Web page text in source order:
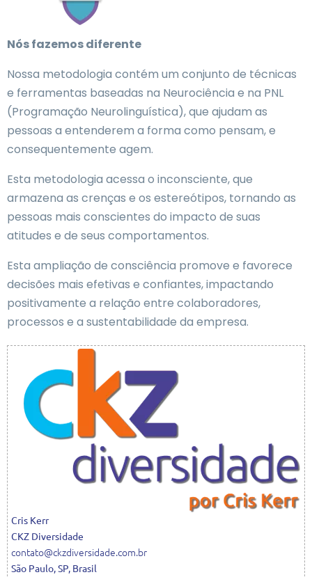
Nós fazemos diferente
Nossa metodologia contém um conjunto de técnicas
e ferramentas baseadas na Neurociência e na PNL
(Programação Neurolinguística), que ajudam as
pessoas a entenderem a forma como pensam, e
consequentemente agem.
Esta metodologia acessa o inconsciente, que
armazena as crenças e os estereótipos, tornando as
pessoas mais conscientes do impacto de suas
atitudes e de seus comportamentos.
Esta ampliação de consciência promove e favorece
decisões mais efetivas e confiantes, impactando
positivamente a relação entre colaboradores,
processos e a sustentabilidade da empresa.
Cris Kerr
CKZ Diversidade
contato@ckzdiversidade.com.br
São Paulo,SP, Brasil